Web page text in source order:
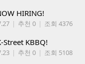
HIRING!
| 추천 0 | 조회 4376
Street KBBQ!
| 추천 0 | 조회 5108